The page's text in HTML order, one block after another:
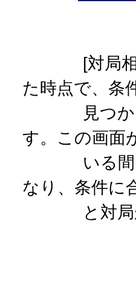
[対局相手
た時点で、条
見つから
す。この画面
いる間は
なり、条件に
と対局が